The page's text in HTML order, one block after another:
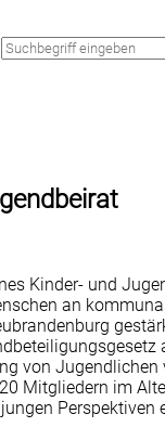
Kinder- und
an
von Jugendlichen
Mitgliedern im
Perspektiven